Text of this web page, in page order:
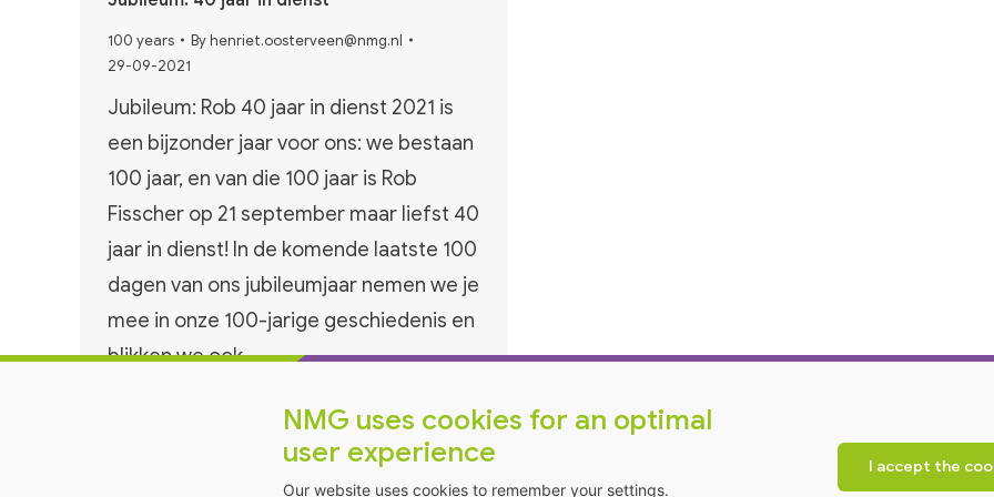
100 years Byhenriet.oosterveen@nmg.nl
29-09-2021
Jubileum: Rob 40 jaar in dienst 2021 is
een bijzonder jaar voor ons: we bestaan
100 jaar, en van die 100 jaar is Rob
Fisscher op 21 september maar liefst 40
jaar in dienst! In de komende laatste 100
dagen van ons jubileumjaar nemen we je
mee in onze 100-jarige geschiedenis en
blikken we ook…
NMG uses cookies for an optimal
user experience
Our website uses cookies to remember your settings.
I accept the